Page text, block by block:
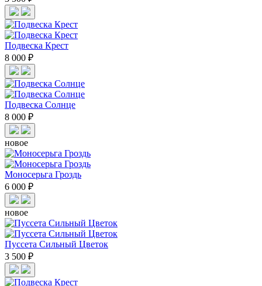
Подвеска Крест
8 000 ₽
Подвеска Солнце
8 000 ₽
новое
Моносерьга Гроздь
6 000 ₽
новое
Пуссета Сильный Цветок
3 500 ₽